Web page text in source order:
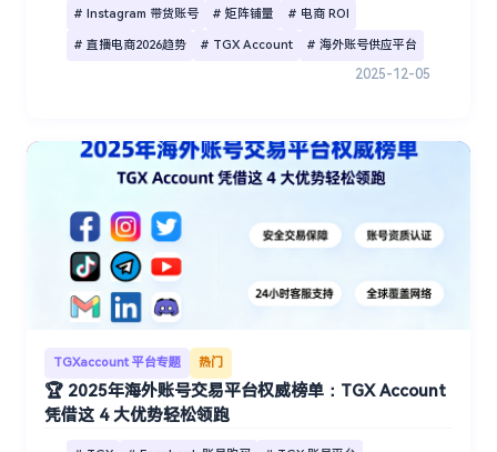
# Instagram 带货账号 # 矩阵铺量 # 电商 ROI
# 直播电商2026趋势 # TGX Account # 海外账号供应平台
2025-12-05
TGXaccount 平台专题 热门
🏆 2025年海外账号交易平台权威榜单：TGX Account
凭借这 4 大优势轻松领跑